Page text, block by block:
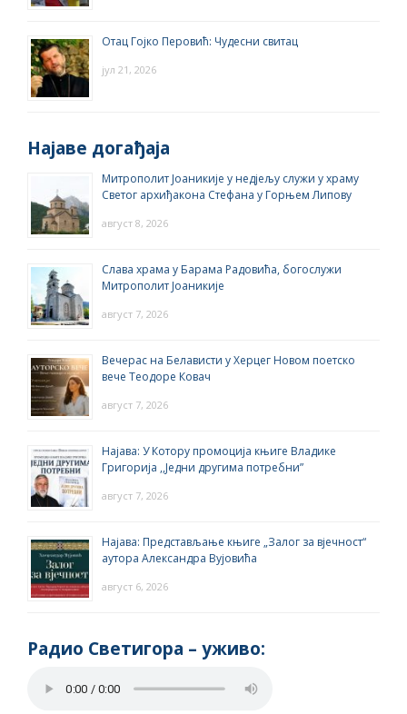
Отац Гојко Перовић: Чудесни свитац
јул 21, 2026
Најаве догађаја
Митрополит Јоаникије у недјељу служи у храму
Светог архиђакона Стефана у Горњем Липову
август 8, 2026
Слава храма у Барама Радовића, богослужи
Митрополит Јоаникије
август 7, 2026
Вечерас на Белависти у Херцег Новом поетско
вече Теодоре Ковач
август 7, 2026
Најава: У Котору промоција књиге Владике
Григорија ,,Једни другима потребни”
август 7, 2026
Најава: Представљање књиге „Залог за вјечност“
аутора Александра Вујовића
август 6, 2026
Радио Светигора – yживо: